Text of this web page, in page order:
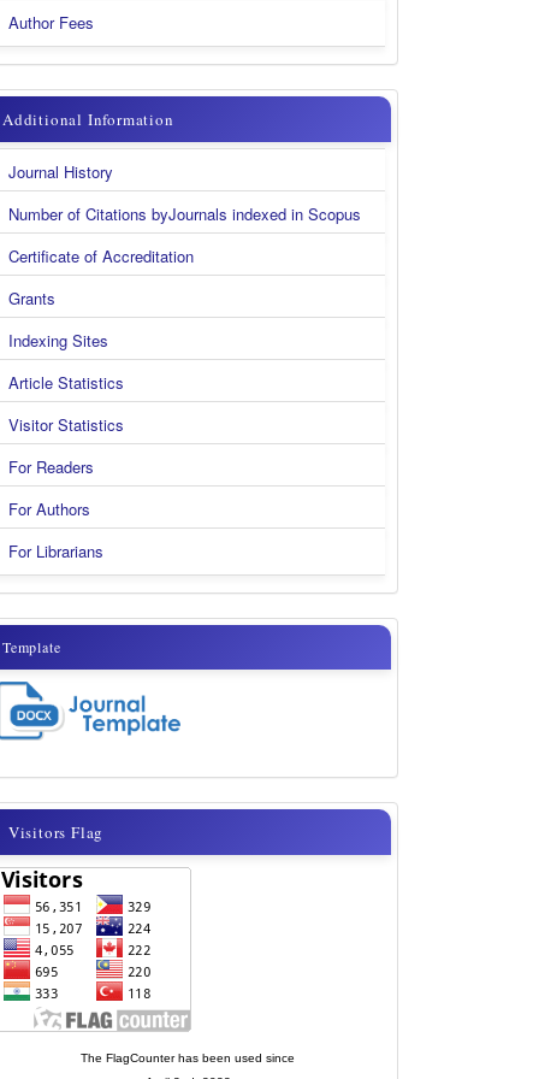
Author Fees
additional
new
Additional Information
Journal History
Number of Citations byJournals indexed in Scopus
Certificate of Accreditation
Grants
Indexing Sites
Article Statistics
Visitor Statistics
For Readers
For Authors
For Librarians
template
Template
visitor
new
Visitors Flag
The FlagCounter has been used since